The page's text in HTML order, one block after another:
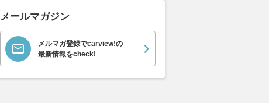
メールマガジン
メルマガ登録でcarview!の
最新情報をcheck!